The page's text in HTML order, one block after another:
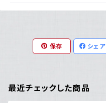
保存 シェア
最近チェックした商品